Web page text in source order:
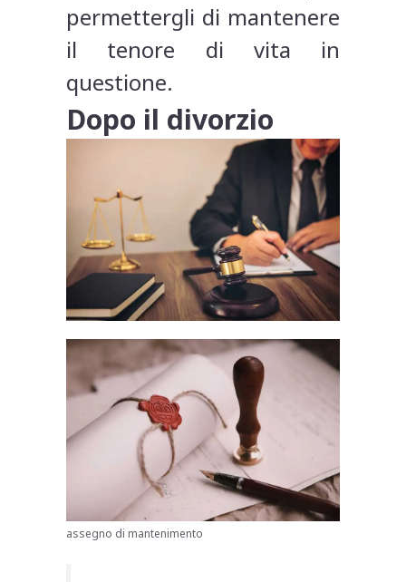
permettergli di mantenere
il tenore di vita in
questione.
Dopo il divorzio
assegno di mantenimento